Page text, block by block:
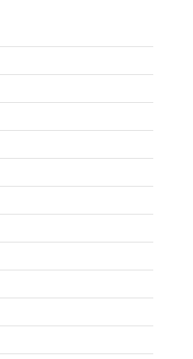
Mai 2025
April 2025
November 2024
Oktober 2024
April 2024
März 2024